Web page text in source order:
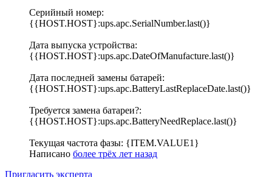
Серийный номер:
{{HOST.HOST}:ups.apc.SerialNumber.last()}
Дата выпуска устройства:
{{HOST.HOST}:ups.apc.DateOfManufacture.last()}
Дата последней замены батарей:
{{HOST.HOST}:ups.apc.BatteryLastReplaceDate.last()}
Требуется замена батареи?:
{{HOST.HOST}:ups.apc.BatteryNeedReplace.last()}
Текущая частота фазы: {ITEM.VALUE1}
Написано более трёх лет назад
Пригласить эксперта